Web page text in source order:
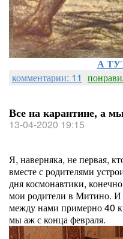
А
комментарии: 11
Все на карантине, а
13-04-2020 19:15
Я, наверняка, не первая,
вместе с родителями
дня космонавтики,
мои родители в Митино. И
между нами примерно 40
мы аж с конца февраля.